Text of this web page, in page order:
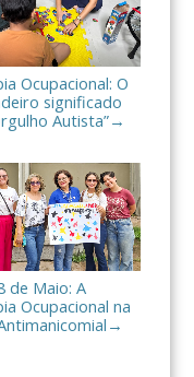
Ocupacional: O
significado
Autista”→
de Maio: A
Ocupacional na
→